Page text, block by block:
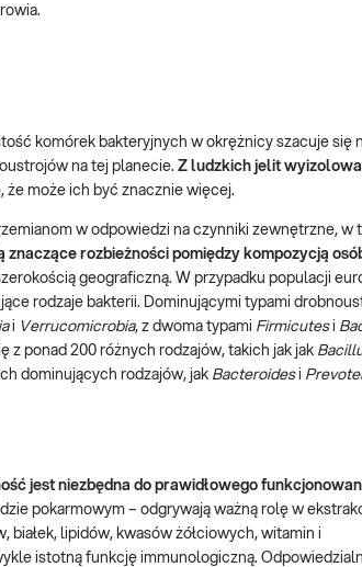
komórek bakteryjnych w okrężnicy szacuje się
na tej planecie. Z ludzkich jelit
że może ich być znacznie więcej.
w odpowiedzi na czynniki zewnętrzne, w
znaczące rozbieżności pomiędzy kompozycją
geograficzną. W przypadku populacji
rodzaje bakterii. Dominującymi typami
i Verrucomicrobia, z dwoma typami Firmicutesi
z ponad 200 różnych rodzajów, takich jak jak
dominujących rodzajów, jak Bacteroidesi
jest niezbędna do prawidłowego
pokarmowym – odgrywają ważną rolę w
lipidów, kwasów żółciowych, witamin i
istotną funkcję immunologiczną.